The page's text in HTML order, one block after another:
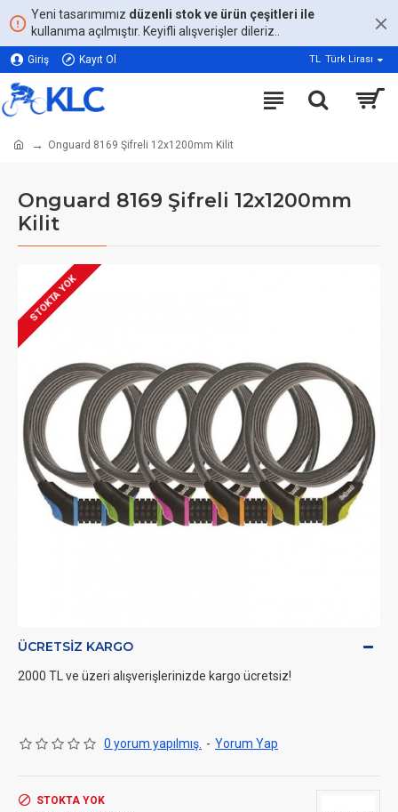
Yeni tasarımımız düzenli stok ve ürün çeşitleri ile
kullanıma açılmıştır. Keyifli alışverişler dileriz..
Giriş Kayıt Ol TL Türk Lirası
Onguard 8169 Şifreli 12x1200mm Kilit
Onguard 8169 Şifreli 12x1200mm
Kilit
STOKTA YOK
ÜCRETSIZ KARGO
2000 TL ve üzeri alışverişlerinizde kargo ücretsiz!
0 yorum yapılmış. - Yorum Yap
STOKTA YOK